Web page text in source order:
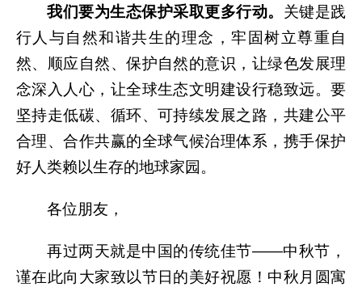
我们要为生态保护采取更多行动。 关键是践
行人与自然和谐共生的理念，牢固树立尊重自
然、顺应自然、保护自然的意识，让绿色发展理
念深入人心，让全球生态文明建设行稳致远。要
坚持走低碳、循环、可持续发展之路，共建公平
合理、合作共赢的全球气候治理体系，携手保护
好人类赖以生存的地球家园。
各位朋友，
再过两天就是中国的传统佳节——中秋节，
谨在此向大家致以节日的美好祝愿！中秋月圆寓